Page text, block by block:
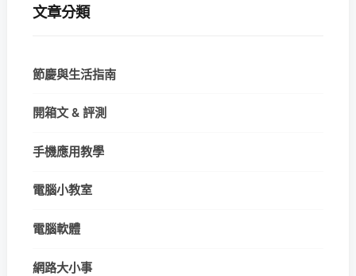
文章分類
節慶與生活指南
開箱文 & 評測
手機應用教學
電腦小教室
電腦軟體
網路大小事